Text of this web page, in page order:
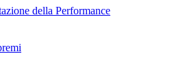
della Performance